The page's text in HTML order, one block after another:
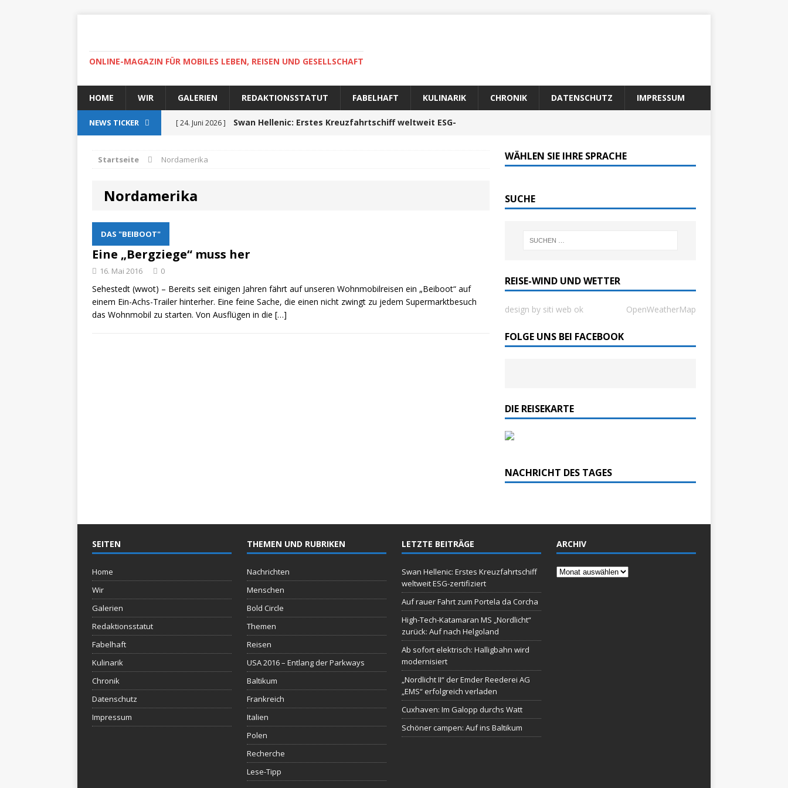
ONLINE-MAGAZIN FÜR MOBILES LEBEN, REISEN UND GESELLSCHAFT
HOME WIR GALERIEN REDAKTIONSSTATUT FABELHAFT KULINARIK CHRONIK DATENSCHUTZ IMPRESSUM
NEWS TICKER [ 24. Juni 2026 ] Swan Hellenic: Erstes Kreuzfahrtschiff weltweit ESG-
[ 30. April 2022 ]
[ 28. Oktober 2021 ] „Nordlicht II“ der Emder Reederei AG „EMS“
erfolgreich verladen ZUR SEE
Startseite Nordamerika
Nordamerika
DAS "BEIBOOT"
Eine „Bergziege“ muss her
16. Mai 2016 0
Sehestedt (wwot) – Bereits seit einigen Jahren fährt auf unseren Wohnmobilreisen ein „Beiboot“ auf
einem Ein-Achs-Trailer hinterher. Eine feine Sache, die einen nicht zwingt zu jedem Supermarktbesuch
das Wohnmobil zu starten. Von Ausflügen in die […]
WÄHLEN SIE IHRE SPRACHE
SUCHE
REISE-WIND UND WETTER
design by siti web ok OpenWeatherMap
FOLGE UNS BEI FACEBOOK
DIE REISEKARTE
NACHRICHT DES TAGES
SEITEN
Home
Wir
Galerien
Redaktionsstatut
Fabelhaft
Kulinarik
Chronik
Datenschutz
Impressum
THEMEN UND RUBRIKEN
Nachrichten
Menschen
Bold Circle
Themen
Reisen
USA 2016 – Entlang der Parkways
Baltikum
Frankreich
Italien
Polen
Recherche
Lese-Tipp
LETZTE BEITRÄGE
Swan Hellenic: Erstes Kreuzfahrtschiff
weltweit ESG-zertifiziert
Auf rauer Fahrt zum Portela da Corcha
High-Tech-Katamaran MS „Nordlicht“
zurück: Auf nach Helgoland
Ab sofort elektrisch: Halligbahn wird
modernisiert
„Nordlicht II“ der Emder Reederei AG
„EMS“ erfolgreich verladen
Cuxhaven: Im Galopp durchs Watt
Schöner campen: Auf ins Baltikum
ARCHIV
Archiv